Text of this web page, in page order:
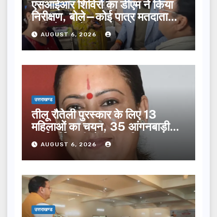
एसआईआर शिविरों का डीएम ने किया
निरीक्षण, बोले—कोई पात्र मतदाता
सूची से न छूटे…
AUGUST 6, 2026
उत्तराखण्ड
तीलू रौतेली पुरस्कार के लिए 13
महिलाओं का चयन, 35 आंगनबाड़ी
कार्यकर्तियां भी होंगी सम्मानित…
AUGUST 6, 2026
उत्तराखण्ड